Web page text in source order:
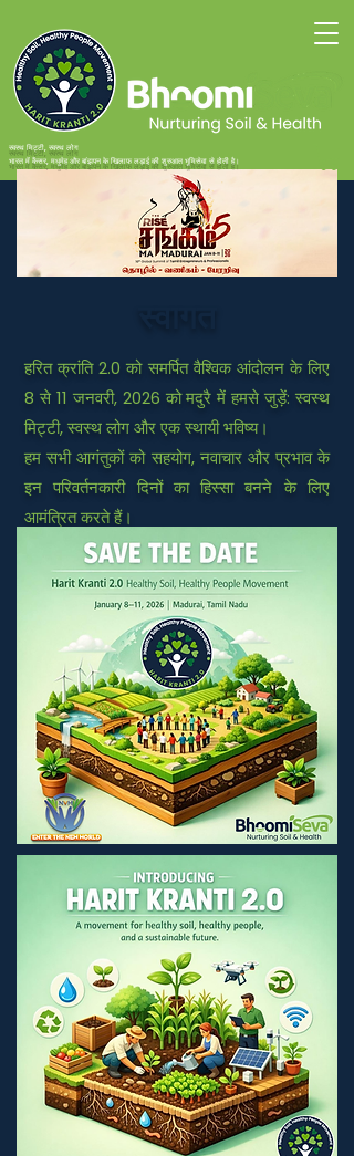
स्वस्थ मिट्टी, स्वस्थ लोग
भारत में कैंसर, मधुमेह और बांझपन के खिलाफ लड़ाई की शुरुआत भूमिसेवा से होती है।
हरित क्रांति 2.0 को समर्पित वैश्विक आंदोलन के लिए
8 से 11 जनवरी, 2026 को मदुरै में हमसे जुड़ें: स्वस्थ
मिट्टी, स्वस्थ लोग और एक स्थायी भविष्य।
हम सभी आगंतुकों को सहयोग, नवाचार और प्रभाव के
इन परिवर्तनकारी दिनों का हिस्सा बनने के लिए
आमंत्रित करते हैं।
RSVP